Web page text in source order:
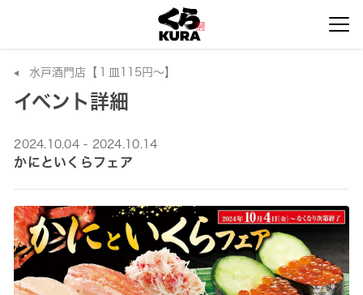
水戸酒門店【１皿115円～】
イベント詳細
2024.10.04 - 2024.10.14
かにといくらフェア